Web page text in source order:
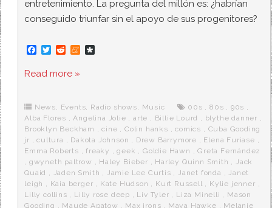
entretenimiento. La pregunta del millón es: ¿habrían
conseguido triunfar sin el apoyo de sus progenitores?
F
c
e
o
k
T
i
t
r
R
d
d
M
e
r
a
Read more »
News, Events, Radio shows, Music 00s , 80s , 90s ,
Alba Flores ,Angelina Jolie ,arte , Billie Lourd , blythe danner ,
Brooklyn Beckham ,cine ,Colin hanks ,comics , Cuba Gooding
jr ,cultura , Dakota Johnson , Drew Barrymore , Elena Furiase ,
Emma Roberts ,freaky ,geek ,Goldie Hawn ,Greta Fernández
, gwyneth paltrow , Haley Bieber , Harley Quinn Smith ,Jack
Quaid , Jaden Smith , Jamie Lee Curtis ,Janet fonda ,Janet
leigh , Kaia berger , Kate Hudson , Kurt Russell , Kylie jenner ,
Lilly collins , Lilly rose deep , Liv Tyler , Liza Minelli , Mason
Gooding , Maude Apatow , Max irons , Maya Hawke , Melanie